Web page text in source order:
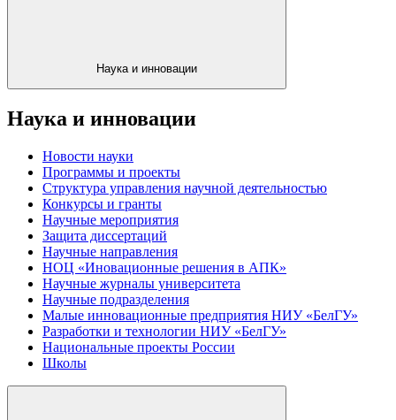
Наука и инновации
Наука и инновации
Новости науки
Программы и проекты
Структура управления научной деятельностью
Конкурсы и гранты
Научные мероприятия
Защита диссертаций
Научные направления
НОЦ «Иновационные решения в АПК»
Научные журналы университета
Научные подразделения
Малые инновационные предприятия НИУ «БелГУ»
Разработки и технологии НИУ «БелГУ»
Национальные проекты России
Школы